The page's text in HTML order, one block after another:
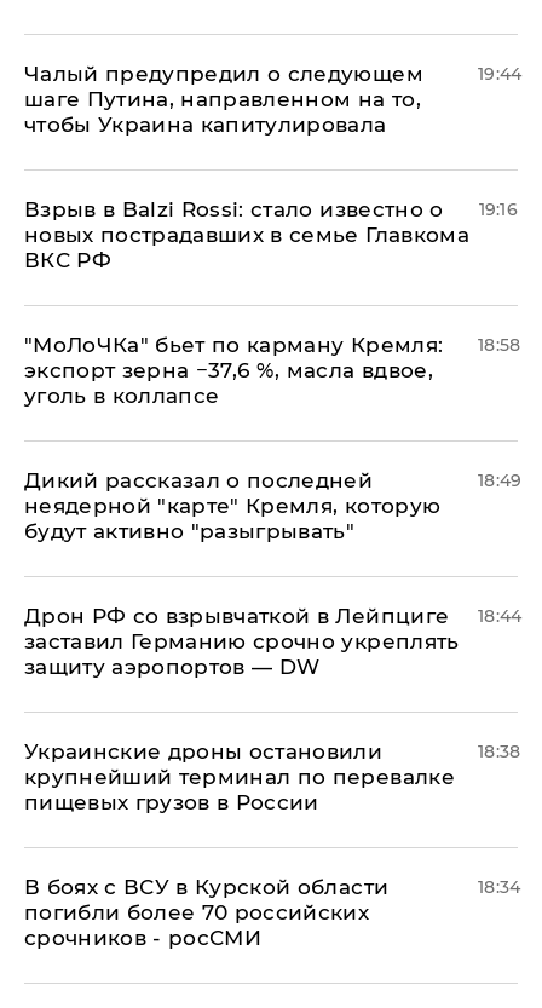
Чалый предупредил о следующем
шаге Путина, направленном на то,
чтобы Украина капитулировала
19:44
Взрыв в Balzi Rossi: стало известно о
новых пострадавших в семье Главкома
ВКС РФ
19:16
​"МоЛоЧКа" бьет по карману Кремля:
экспорт зерна −37,6 %, масла вдвое,
уголь в коллапсе
18:58
Дикий рассказал о последней
неядерной "карте" Кремля, которую
будут активно "разыгрывать"
18:49
​Дрон РФ со взрывчаткой в Лейпциге
заставил Германию срочно укреплять
защиту аэропортов — DW
18:44
Украинские дроны остановили
крупнейший терминал по перевалке
пищевых грузов в России
18:38
В боях с ВСУ в Курской области
погибли более 70 российских
срочников - росСМИ
18:34